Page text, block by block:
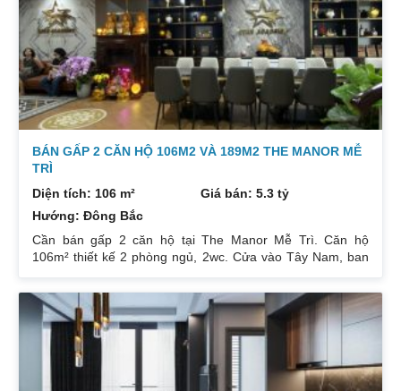
ban công: Tây tứ trạch. Nội thất: Nhà full đồ. Có sổ. Giá: 4
tỷ.
BÁN GẤP 2 CĂN HỘ 106M2 VÀ 189M2 THE MANOR MỄ
TRÌ
Diện tích: 106 m²
Giá bán: 5.3 tỷ
Hướng: Đông Bắc
Cần bán gấp 2 căn hộ tại The Manor Mễ Trì. Căn hộ
106m² thiết kế 2 phòng ngủ, 2wc. Cửa vào Tây Nam, ban
189m² thiết kế 3 phòng ngủ, 2wc, 2 gác xép. Nhà đang ở.
Giá bán 7,4 tỷ. Cả 2 căn chủ nhà đều để lại toàn bộ nội
thất. Xem nhà liên hệ: 0832133366